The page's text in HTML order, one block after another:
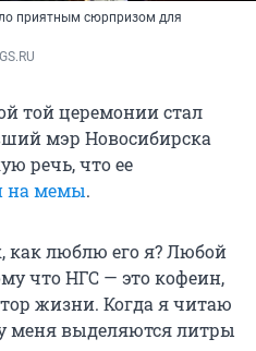
приятным сюрпризом для
той церемонии стал
мэр Новосибирска
речь, что ее
на мемы.
как люблю его я? Любой
что НГС — это кофеин,
жизни. Когда я читаю
меня выделяются литры